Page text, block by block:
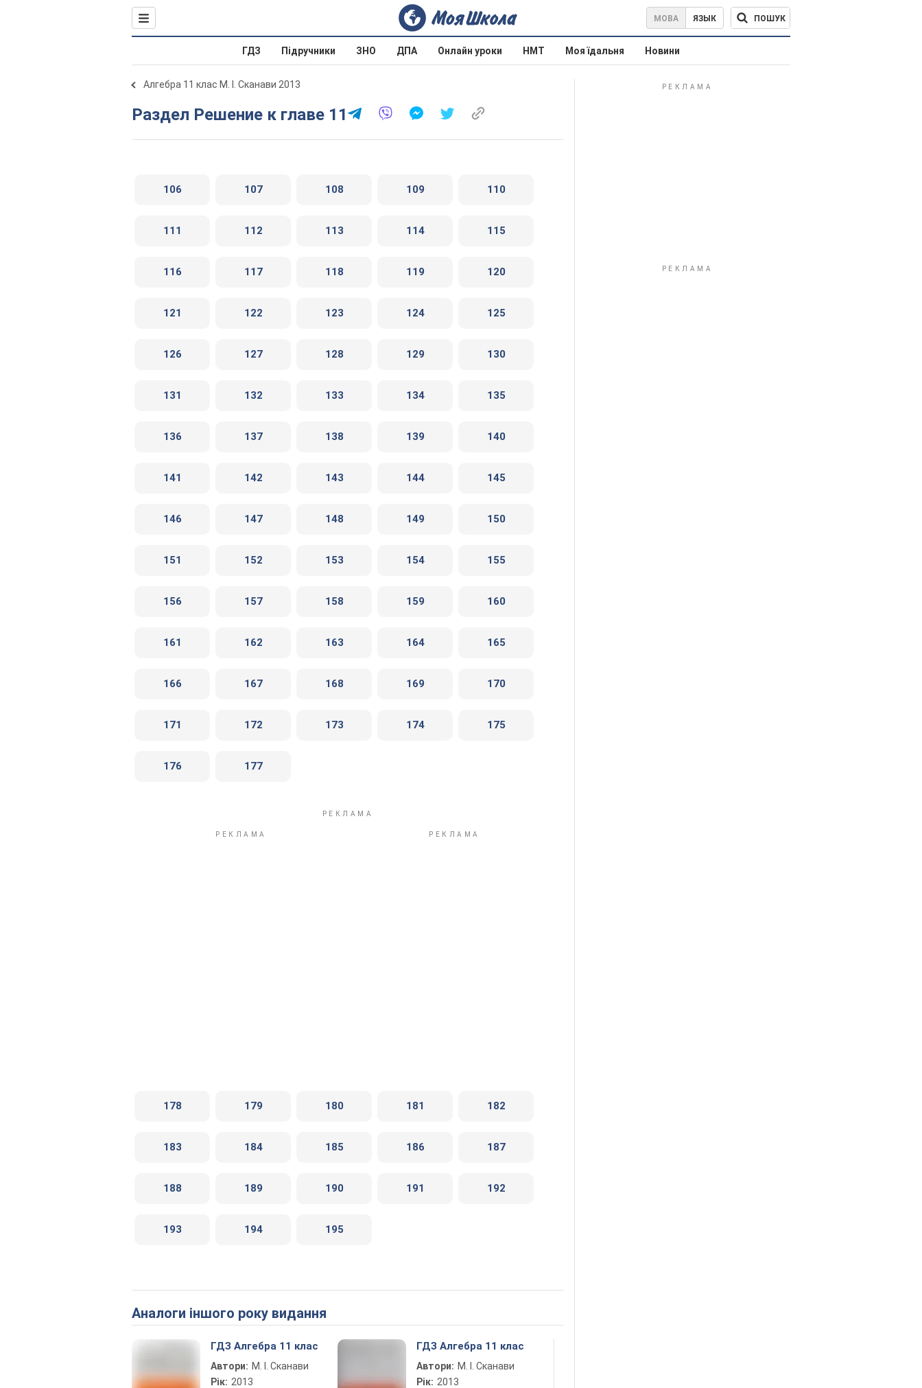
МОВА ЯЗЫК ПОШУК
ГДЗ Підручники ЗНО ДПА Онлайн уроки НМТ Моя їдальня Новини
Алгебра 11 клас М. І. Сканави 2013
Раздел Решение к главе 11
106 107 108 109 110
111 112 113 114 115
116 117 118 119 120
121 122 123 124 125
126 127 128 129 130
131 132 133 134 135
136 137 138 139 140
141 142 143 144 145
146 147 148 149 150
151 152 153 154 155
156 157 158 159 160
161 162 163 164 165
166 167 168 169 170
171 172 173 174 175
176 177
178 179 180 181 182
183 184 185 186 187
188 189 190 191 192
193 194 195
Аналоги іншого року видання
ГДЗ Алгебра 11 клас
Автори: М. І. Сканави
Рік: 2013
ГДЗ Алгебра 11 клас
Автори: М. І. Сканави
Рік: 2013